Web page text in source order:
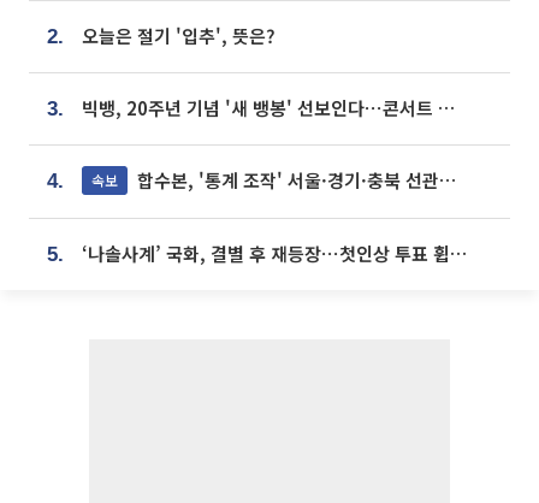
2. 오늘은 절기 '입추', 뜻은?
3. 빅뱅, 20주년 기념 '새 뱅봉' 선보인다⋯콘서트 앞두고 팝업 개최
4. 속보 합수본, '통계 조작' 서울·경기·충북 선관위 등 추가 압수수색
5. ‘나솔사계’ 국화, 결별 후 재등장⋯첫인상 투표 휩쓸고 ‘인기녀’ 등극